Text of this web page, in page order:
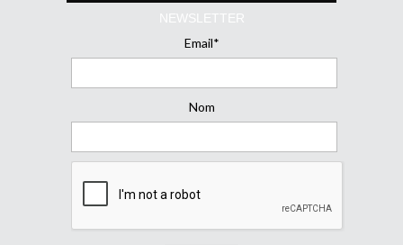
NEWSLETTER
Email*
Nom